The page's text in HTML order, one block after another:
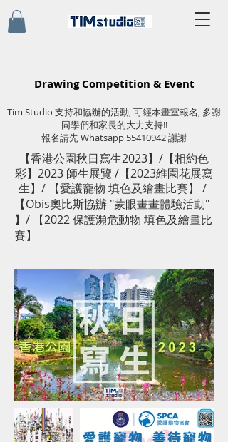
Drawing Competition & Event
Tim Studio 支持和協辦的活動, 可經本畫室報名, 多謝
同學們和家長的大力支持!!
報名請先 Whatsapp 55410942謝謝
【香港公園秋日寫生2023】/【相約色
彩】2023 師生展覽 /【2023維園花展寫
生】/ 【愛護寵物 填色及繪畫比賽】 /
【Obis奧比斯協辦 "蒙眼畫畫體驗活動"
】 / 【2022 保護瀕危動物 填色及繪畫比
賽】